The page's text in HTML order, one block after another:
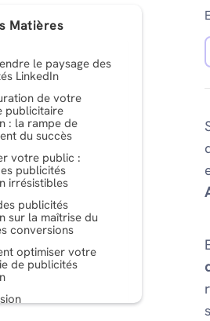
Matières
le paysage des
LinkedIn
de votre
publicitaire
: la rampe de
du succès
votre public :
publicités
irrésistibles
publicités
sur la maîtrise du
conversions
optimiser votre
de publicités